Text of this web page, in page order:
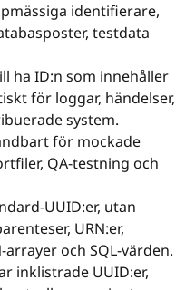
identifierare,
testdata
ha ID:n som innehåller
för loggar, händelser,
system.
för mockade
QA-testning och
UUID:er, utan
URN:er,
arrayer och SQL-värden.
inklistrade UUID:er,